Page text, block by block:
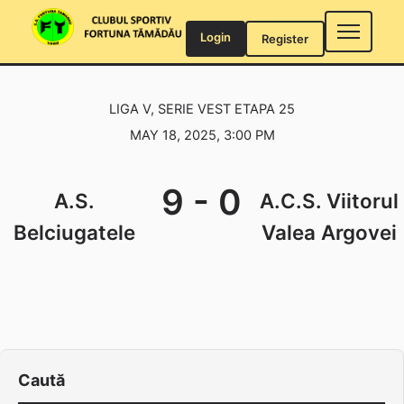
Login Register
LIGA V, SERIE VEST ETAPA 25
MAY 18, 2025, 3:00 PM
A.S.
Belciugatele
9 - 0
A.C.S. Viitorul
Valea Argovei
Caută